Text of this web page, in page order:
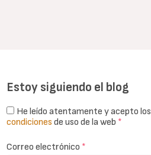
Estoy siguiendo el blog
He leído atentamente y acepto los
condiciones de uso de la web *
Correo electrónico *